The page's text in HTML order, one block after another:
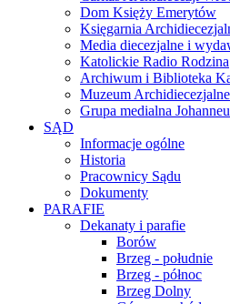
Dom Księży Emerytów
Księgarnia
Media diecezjalne i
Katolickie Radio Rodzina
Archiwum i Biblioteka
Muzeum Archidiecezjalne
Grupa medialna
SĄD
Informacje ogólne
Historia
Pracownicy Sądu
Dokumenty
PARAFIE
Dekanaty i parafie
Borów
Brzeg - południe
Brzeg - północ
Brzeg Dolny